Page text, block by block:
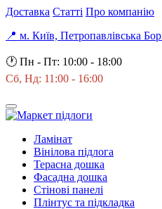
Доставка Статті Про компанію
📍 м. Київ, Петропавлівська
🕐 Пн - Пт: 10:00 - 18:00
Сб, Нд: 11:00 - 16:00
Ламінат
Вінілова підлога
Терасна дошка
Фасадна дошка
Стінові панелі
Плінтус та підкладка